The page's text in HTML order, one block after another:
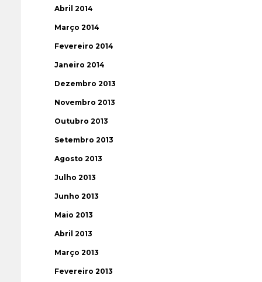
Abril 2014
Março 2014
Fevereiro 2014
Janeiro 2014
Dezembro 2013
Novembro 2013
Outubro 2013
Setembro 2013
Agosto 2013
Julho 2013
Junho 2013
Maio 2013
Abril 2013
Março 2013
Fevereiro 2013